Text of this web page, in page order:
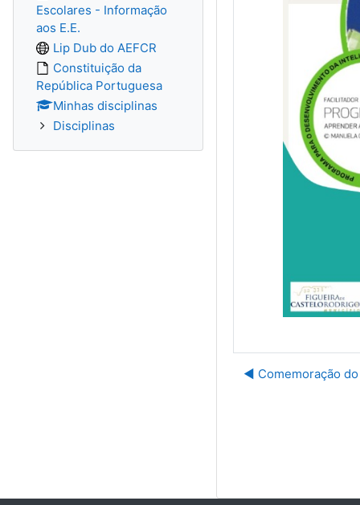
◀︎ Comemoração do
Escolares - Informação
aos E.E.
Lip Dub do AEFCR
Constituição da
República Portuguesa
Minhas disciplinas
Disciplinas